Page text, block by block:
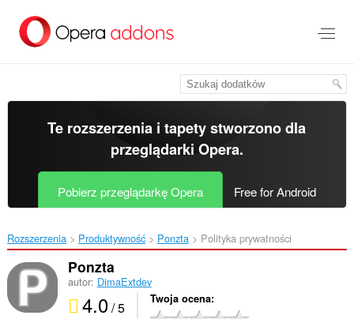
treści
Te rozszerzenia i tapety stworzono dla
przeglądarki Opera.
Pobierz przeglądarkę Opera Free for Android
Rozszerzenia Produktywność Ponzta‎ Polityka prywatności
Ponzta
autor: DimaExtdev
4.0/ 5 Twoja ocena